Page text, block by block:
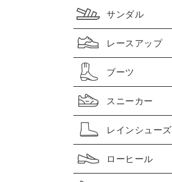
サンダル
レースアップ
ブーツ
スニーカー
レインシューズ
ローヒール